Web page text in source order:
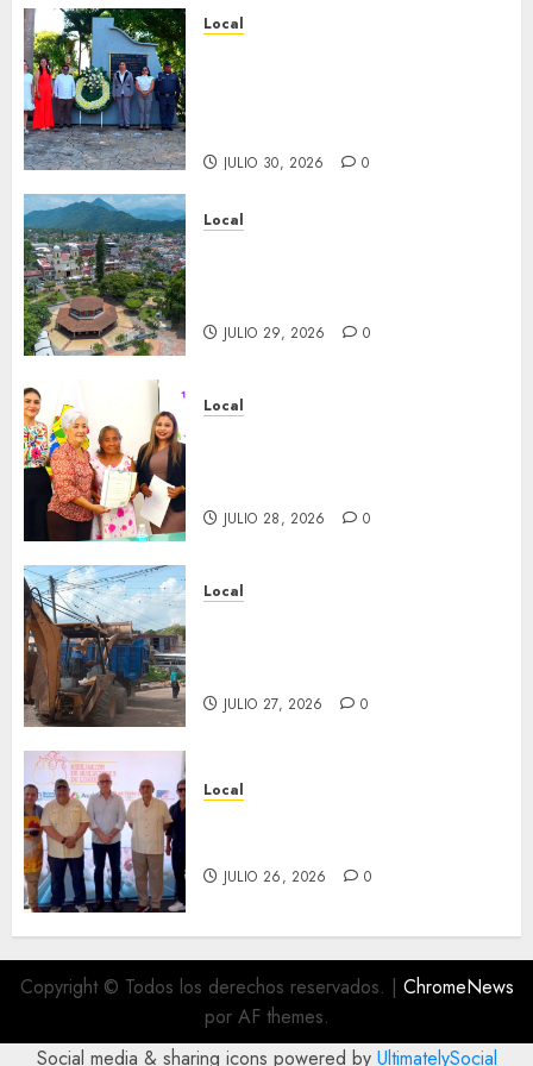
Local
JULIO 30, 2026 0
Local
JULIO 29, 2026 0
Local
JULIO 28, 2026 0
Local
JULIO 27, 2026 0
Local
JULIO 26, 2026 0
Copyright © Todos los derechos reservados. | ChromeNews
por AF themes.
Social media & sharing icons powered by UltimatelySocial